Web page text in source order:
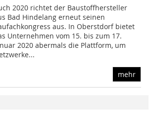
2020 richtet der Baustoffhersteller
Bad Hindelang erneut seinen
aus. In Oberstdorf bietet
Unternehmen vom 15. bis zum 17.
2020 abermals die Plattform, um
mehr